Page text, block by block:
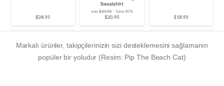
Markalı ürünler, takipçilerinizin sizi desteklemesini sağlamanın
popüler bir yoludur (Resim: Pip The Beach Cat)